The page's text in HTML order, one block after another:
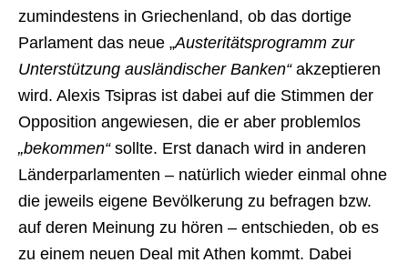
zumindestens in Griechenland, ob das dortige
Parlament das neue „Austeritätsprogramm zur
Unterstützung ausländischer Banken“akzeptieren
wird. Alexis Tsipras ist dabei auf die Stimmen der
Opposition angewiesen, die er aber problemlos
„bekommen“sollte. Erst danach wird in anderen
Länderparlamenten – natürlich wieder einmal ohne
die jeweils eigene Bevölkerung zu befragen bzw.
auf deren Meinung zu hören – entschieden, ob es
zu einem neuen Deal mit Athen kommt. Dabei